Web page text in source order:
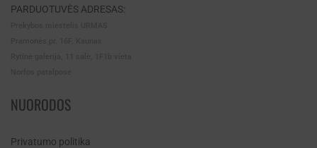
PARDUOTUVĖS ADRESAS:
NUORODOS
Privatumo politika